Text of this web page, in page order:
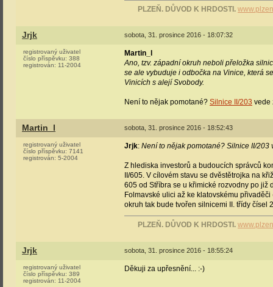
PLZEŇ. DŮVOD K HRDOSTI.
Jrjk sobota, 31. prosince 2016 - 18:07:32
registrovaný uživatel
číslo příspěvku: 388
registrován: 11-2004
Martin_l
Ano, tzv. západní okruh neboli přeložka
se ale vybuduje i odbočka na Vinice, která
Vinicích s alejí Svobody.
Není to nějak pomotané? Silnice II/203 vede
Martin_l sobota, 31. prosince 2016 - 18:52:43
registrovaný uživatel
číslo příspěvku: 7141
registrován: 5-2004
Jrjk: Není to nějak pomotané? Silnice II/
Z hlediska investorů a budoucích správců
II/605. V cílovém stavu se dvěstětrojka na
605 od Stříbra se u křimické rozvodny po již
Folmavské ulici až ke klatovskému
okruh tak bude tvořen silnicemi II. třídy čísel
PLZEŇ. DŮVOD K HRDOSTI.
Jrjk sobota, 31. prosince 2016 - 18:55:24
registrovaný uživatel
číslo příspěvku: 389
registrován: 11-2004
Děkuji za upřesnění... :-)